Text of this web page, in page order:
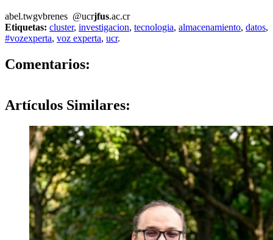
abel.twgvbrenes @ucrjfus.ac.cr
Etiquetas: cluster, investigacion, tecnologia, almacenamiento, datos,
#vozexperta, voz experta, ucr.
Comentarios:
Artículos Similares: